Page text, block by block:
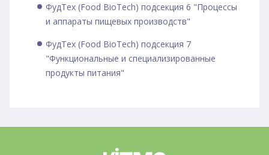
ФудТех (Food BioTech) подсекция 6 "Процессы
и аппараты пищевых производств"
ФудТех (Food BioTech) подсекция 7
"Функциональные и специализированные
продукты питания"